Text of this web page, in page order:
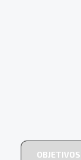
OBJETIVOS